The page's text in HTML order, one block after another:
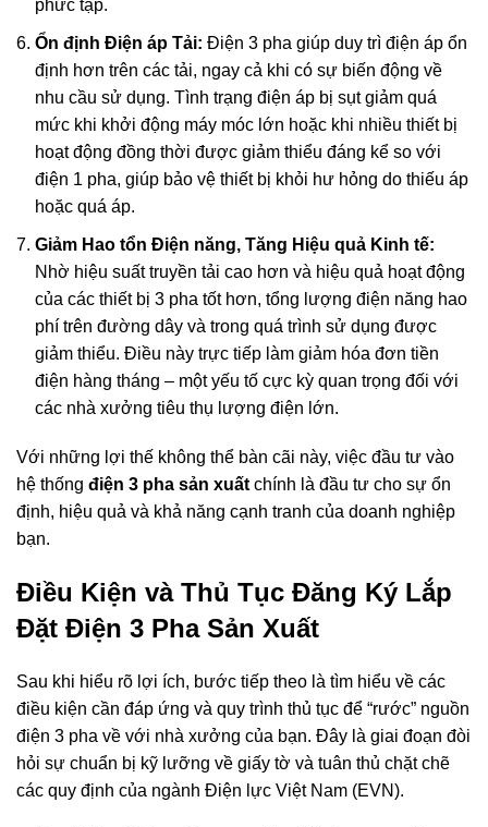
phức tạp.
Ổn định Điện áp Tải: Điện 3 pha giúp duy trì điện áp ổn
định hơn trên các tải, ngay cả khi có sự biến động về
nhu cầu sử dụng. Tình trạng điện áp bị sụt giảm quá
mức khi khởi động máy móc lớn hoặc khi nhiều thiết bị
hoạt động đồng thời được giảm thiểu đáng kể so với
điện 1 pha, giúp bảo vệ thiết bị khỏi hư hỏng do thiếu áp
hoặc quá áp.
Giảm Hao tổn Điện năng, Tăng Hiệu quả Kinh tế:
Nhờ hiệu suất truyền tải cao hơn và hiệu quả hoạt động
của các thiết bị 3 pha tốt hơn, tổng lượng điện năng hao
phí trên đường dây và trong quá trình sử dụng được
giảm thiểu. Điều này trực tiếp làm giảm hóa đơn tiền
điện hàng tháng – một yếu tố cực kỳ quan trọng đối với
các nhà xưởng tiêu thụ lượng điện lớn.
Với những lợi thế không thể bàn cãi này, việc đầu tư vào
hệ thống điện 3 pha sản xuất chính là đầu tư cho sự ổn
định, hiệu quả và khả năng cạnh tranh của doanh nghiệp
bạn.
Điều Kiện và Thủ Tục Đăng Ký Lắp
Đặt Điện 3 Pha Sản Xuất
Sau khi hiểu rõ lợi ích, bước tiếp theo là tìm hiểu về các
điều kiện cần đáp ứng và quy trình thủ tục để “rước” nguồn
điện 3 pha về với nhà xưởng của bạn. Đây là giai đoạn đòi
hỏi sự chuẩn bị kỹ lưỡng về giấy tờ và tuân thủ chặt chẽ
các quy định của ngành Điện lực Việt Nam (EVN).